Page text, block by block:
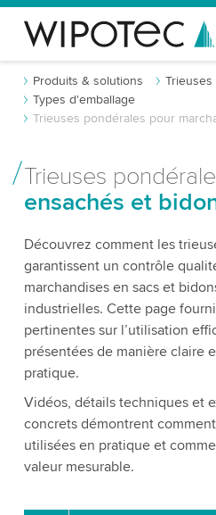
Produits & solutions
Types d'emballage
Trieuses pondérales pour
Trieuses
ensachés et
Découvrez comment les
garantissent un contrôle
marchandises en sacs et
industrielles. Cette page
pertinentes sur l’utilisation
présentées de manière claire
pratique.
Vidéos, détails techniques et
concrets démontrent
utilisées en pratique et
valeur mesurable.